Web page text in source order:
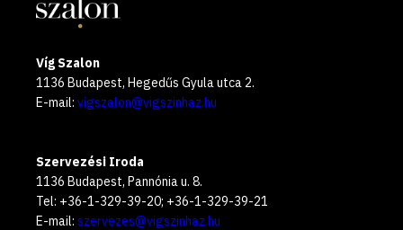
Víg Szalon
1136 Budapest, Hegedűs Gyula utca 2.
E-mail: vigszalon@vigszinhaz.hu
Szervezési Iroda
1136 Budapest, Pannónia u. 8.
Tel: +36-1-329-39-20; +36-1-329-39-21
E-mail: szervezes@vigszinhaz.hu